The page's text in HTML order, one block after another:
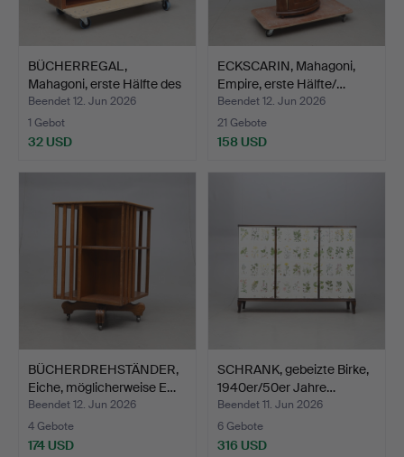
BÜCHERREGAL,
Mahagoni, erste Hälfte des
20…
Beendet 12. Jun 2026
1 Gebot
32 USD
ECKSCARIN, Mahagoni,
Empire, erste Hälfte/…
Beendet 12. Jun 2026
21 Gebote
158 USD
BÜCHERDREHSTÄNDER,
Eiche, möglicherweise E…
Beendet 12. Jun 2026
4 Gebote
174 USD
SCHRANK, gebeizte Birke,
1940er/50er Jahre…
Beendet 11. Jun 2026
6 Gebote
316 USD